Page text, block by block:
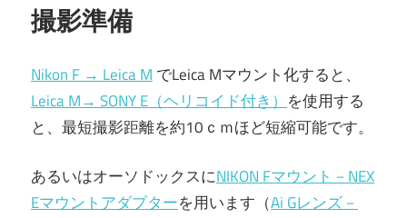
撮影準備
Nikon F → Leica M でLeica Mマウント化すると、
Leica M→ SONY E（ヘリコイド付き） を使用する
と、最短撮影距離を約10ｃｍほど短縮可能です。
あるいはオーソドックスにNIKON Fマウント－NEX
Eマウントアダプターを用います（Ai Gレンズ－